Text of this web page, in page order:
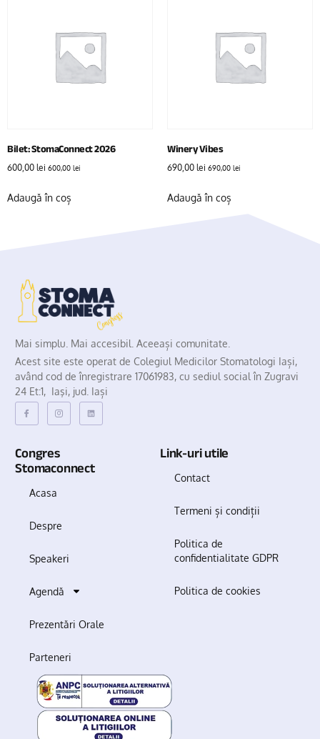
Bilet: StomaConnect 2026
600,00 lei 600,00 lei
Adaugă în coș
Winery Vibes
690,00 lei 690,00 lei
Adaugă în coș
Mai simplu. Mai accesibil. Aceeași comunitate.
Acest site este operat de Colegiul Medicilor Stomatologi Iași,
având cod de înregistrare 17061983, cu sediul social în Zugravi
24 Et:1, Iaşi, jud. Iași
Congres
Stomaconnect
Acasa
Despre
Speakeri
Agendă
Prezentări Orale
Parteneri
Link-uri utile
Contact
Termeni și condiții
Politica de
confidentialitate GDPR
Politica de cookies